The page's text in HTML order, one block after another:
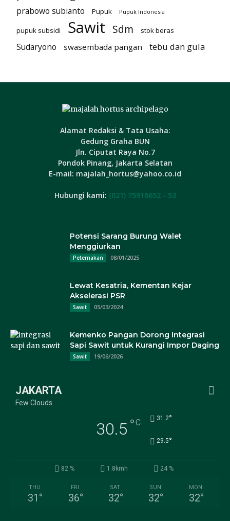
prabowo subianto Pupuk Pupuk Indonesia
pupuk subsidi Sawit Sdm stok beras
Sudaryono swasembada pangan tebu dan gula
Alamat Redaksi & Tata Usaha:
Gedung Graha BUN
Jln. Ciputat Raya No.7
Pondok Pinang, Jakarta Selatan
E-mail: majalah_hortus@yahoo.co.id
Hubungi kami: (021) 75916652 - 53
Potensi Sarang Burung Walet
Menggiurkan
Peternakan 08/01/2025
Lewat Kesatria, Kementan Kejar
Akselerasi PSR
Sawit 05/03/2024
Kemenko Pangan Dorong Integrasi
Sapi Sawit untuk Kurangi Impor Daging
Sawit 19/06/2026
JAKARTA
Few Clouds
30.5 °C 31.2°
29.5°
82 % 1.8kmh 24 %
THU
31 °
FRI
36°
SAT
32°
SUN
32°
MON
32°